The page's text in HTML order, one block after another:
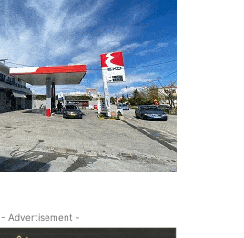
- Advertisement -